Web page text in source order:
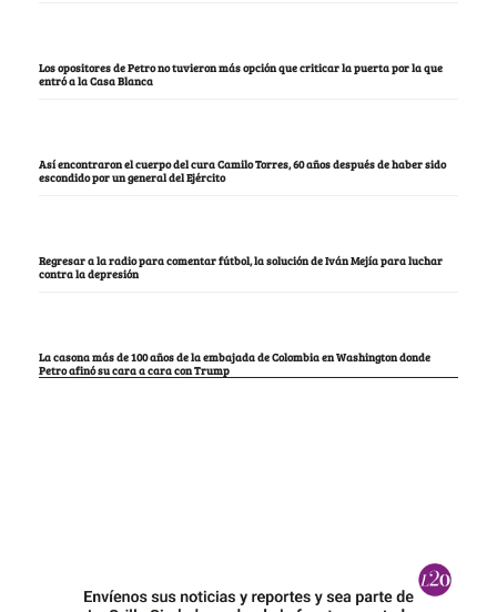
Los opositores de Petro no tuvieron más opción que criticar la puerta por la que
entró a la Casa Blanca
Así encontraron el cuerpo del cura Camilo Torres, 60 años después de haber sido
escondido por un general del Ejército
Regresar a la radio para comentar fútbol, la solución de Iván Mejía para luchar
contra la depresión
La casona más de 100 años de la embajada de Colombia en Washington donde
Petro afinó su cara a cara con Trump